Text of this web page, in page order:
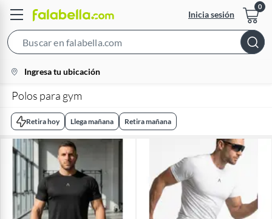
Inicia sesión
Bar
location-
icon
Ingresa tu ubicación
Polos para gym
Retira hoy Llega mañana Retira mañana